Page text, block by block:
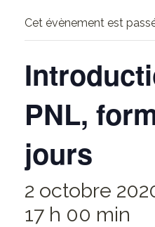
Cet évènement est
PNL,
jours
2 octobre
17 h 00 min